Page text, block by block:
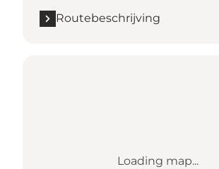
Routebeschrijving
Loading map...